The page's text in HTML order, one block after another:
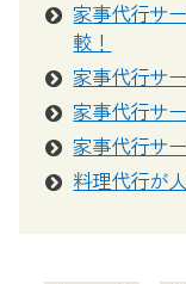
家事代行サ
較！
家事代行サ
家事代行サ
家事代行サ
料理代行が